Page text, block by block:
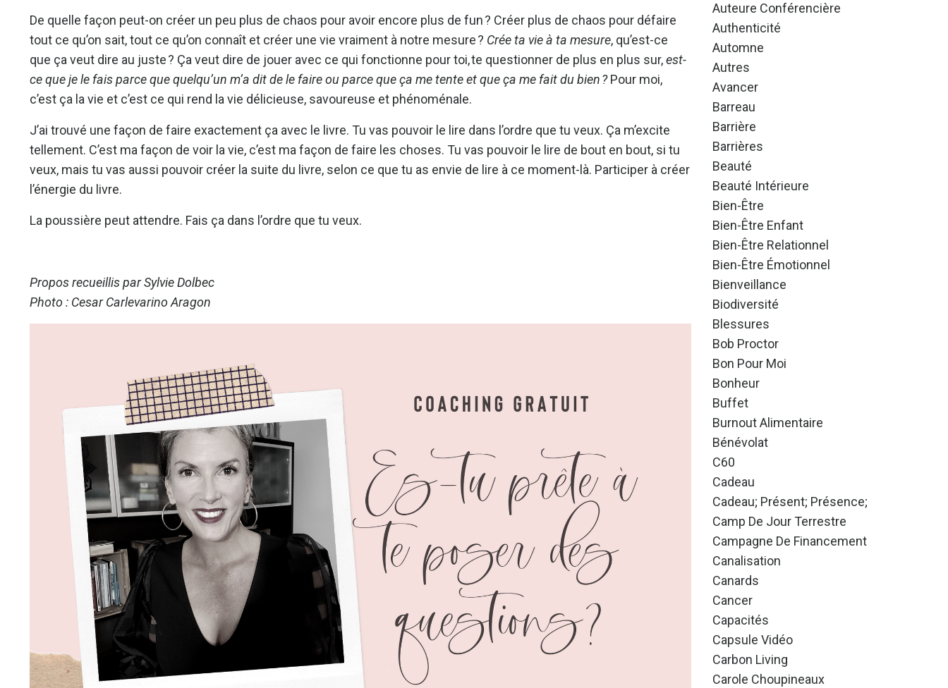
De quelle façon peut-on créer un peu plus de chaos pour avoir encore plus de fun ? Créer plus de chaos pour défaire
tout ce qu’on sait, tout ce qu’on connaît et créer une vie vraiment à notre mesure ? Crée ta vie à ta mesure, qu’est-ce
que ça veut dire au juste ? Ça veut dire de jouer avec ce qui fonctionne pour toi, te questionner de plus en plus sur,est-
ce que je le fais parce que quelqu’un m’a dit de le faire ou parce que ça me tente et que ça me fait du bien ?Pour moi,
c’est ça la vie et c’est ce qui rend la vie délicieuse, savoureuse et phénoménale.
J’ai trouvé une façon de faire exactement ça avec le livre. Tu vas pouvoir le lire dans l’ordre que tu veux. Ça m’excite
tellement. C’est ma façon de voir la vie, c’est ma façon de faire les choses. Tu vas pouvoir le lire de bout en bout, si tu
veux, mais tu vas aussi pouvoir créer la suite du livre, selon ce que tu as envie de lire à ce moment-là. Participer à créer
l’énergie du livre.
La poussière peut attendre. Fais ça dans l’ordre que tu veux.
Propos recueillis parSylvie Dolbec
Photo : Cesar Carlevarino Aragon
Auteure Conférencière
Authenticité
Automne
Autres
Avancer
Barreau
Barrière
Barrières
Beauté
Beauté Intérieure
Bien-Être
Bien-Être Enfant
Bien-Être Relationnel
Bien-Être Émotionnel
Bienveillance
Biodiversité
Blessures
Bob Proctor
Bon Pour Moi
Bonheur
Buffet
Burnout Alimentaire
Bénévolat
C60
Cadeau
Cadeau; Présent; Présence;
Camp De Jour Terrestre
Campagne De Financement
Canalisation
Canards
Cancer
Capacités
Capsule Vidéo
Carbon Living
Carole Choupineaux